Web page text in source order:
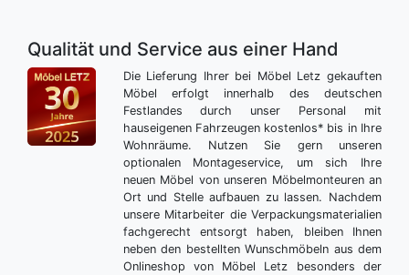
Qualität und Service aus einer Hand
Die Lieferung Ihrer bei Möbel Letz gekauften
Möbel erfolgt innerhalb des deutschen
Festlandes durch unser Personal mit
hauseigenen Fahrzeugen kostenlos* bis in Ihre
Wohnräume. Nutzen Sie gern unseren
optionalen Montageservice, um sich Ihre
neuen Möbel von unseren Möbelmonteuren an
Ort und Stelle aufbauen zu lassen. Nachdem
unsere Mitarbeiter die Verpackungsmaterialien
fachgerecht entsorgt haben, bleiben Ihnen
neben den bestellten Wunschmöbeln aus dem
Onlineshop von Möbel Letz besonders der